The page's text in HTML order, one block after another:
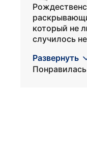
который не
случилось
Развернуть